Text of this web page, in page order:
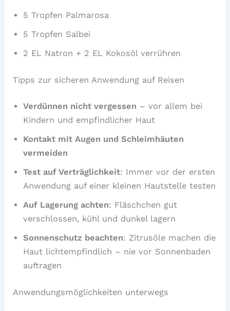
5 Tropfen Palmarosa
5 Tropfen Salbei
2 EL Natron + 2 EL Kokosöl verrühren
Tipps zur sicheren Anwendung auf Reisen
Verdünnen nicht vergessen – vor allem bei
Kindern und empfindlicher Haut
Kontakt mit Augen und Schleimhäuten
vermeiden
Test auf Verträglichkeit: Immer vor der ersten
Anwendung auf einer kleinen Hautstelle testen
Auf Lagerung achten: Fläschchen gut
verschlossen, kühl und dunkel lagern
Sonnenschutz beachten: Zitrusöle machen die
Haut lichtempfindlich – nie vor Sonnenbaden
auftragen
Anwendungsmöglichkeiten unterwegs